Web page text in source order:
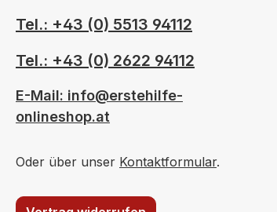
Tel.: +43 (0) 5513 94112
Tel.: +43 (0) 2622 94112
E-Mail: info@erstehilfe-
onlineshop.at
Oder über unser Kontaktformular.